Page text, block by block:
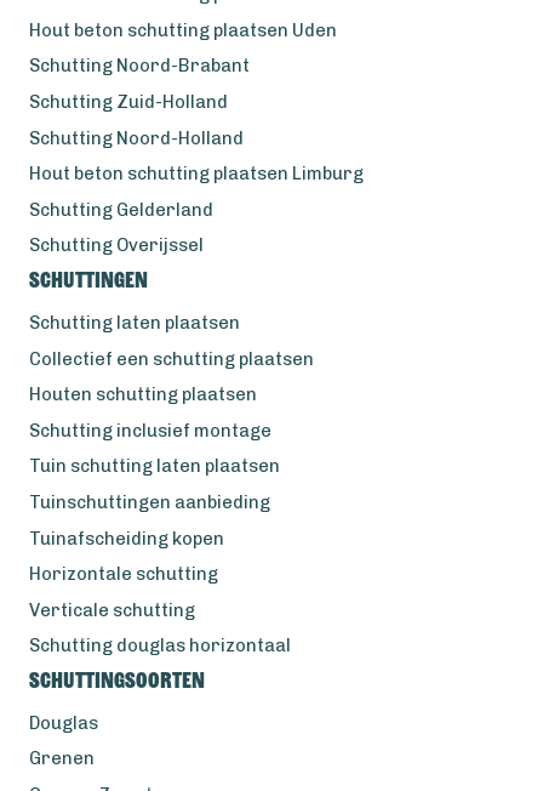
Hout beton schutting plaatsen Uden
Schutting Noord-Brabant
Schutting Zuid-Holland
Schutting Noord-Holland
Hout beton schutting plaatsen Limburg
Schutting Gelderland
Schutting Overijssel
Schuttingen
Schutting laten plaatsen
Collectief een schutting plaatsen
Houten schutting plaatsen
Schutting inclusief montage
Tuin schutting laten plaatsen
Tuinschuttingen aanbieding
Tuinafscheiding kopen
Horizontale schutting
Verticale schutting
Schutting douglas horizontaal
Schuttingsoorten
Douglas
Grenen